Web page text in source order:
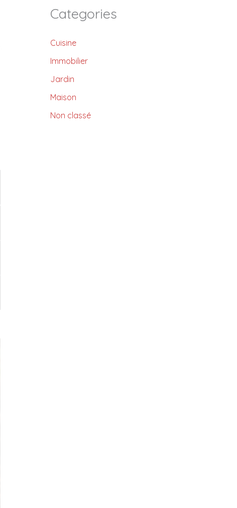
Categories
Cuisine
Immobilier
Jardin
Maison
Non classé